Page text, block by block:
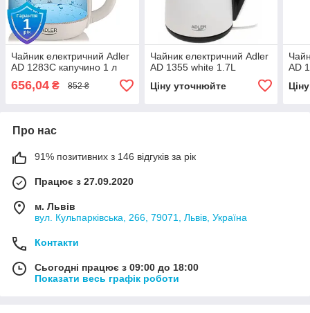
Чайник електричний Adler
AD 1283C капучино 1 л
656,04 ₴ 852 ₴
Чайник електричний Adler
AD 1355 white 1.7L
Ціну уточнюйте
AD
Про нас
91% позитивних з 146 відгуків за рік
Працює з 27.09.2020
м. Львів
вул. Кульпарківська, 266, 79071, Львів, Україна
Контакти
Сьогодні працює з 09:00 до 18:00
Показати весь графік роботи